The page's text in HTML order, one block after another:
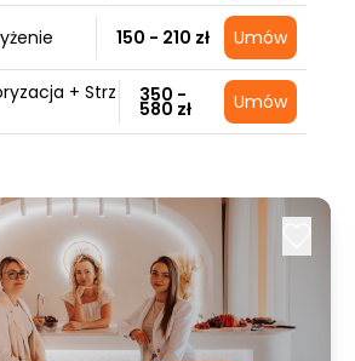
150 - 210 zł Umów
+ Strz
350 -
580 zł Umów